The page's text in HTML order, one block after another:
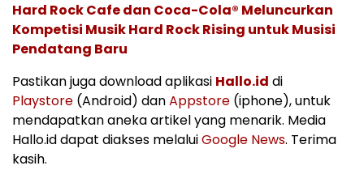
Hard Rock Cafe dan Coca-Cola® Meluncurkan
Kompetisi Musik Hard Rock Rising untuk Musisi
Pendatang Baru
Pastikan juga download aplikasi Hallo.id di
Playstore (Android) danAppstore (iphone), untuk
mendapatkan aneka artikel yang menarik. Media
Hallo.id dapat diakses melaluiGoogle News. Terima
kasih.